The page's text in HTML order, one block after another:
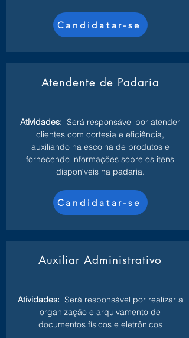
Candidatar-se
Atendente de Padaria
Atividades: Será responsável por atender
clientes com cortesia e eficiência,
auxiliando na escolha de produtos e
fornecendo informações sobre os itens
disponíveis na padaria.
Candidatar-se
Auxiliar Administrativo
Atividades: Será responsável por realizar a
organização e arquivamento de
documentos físicos e eletrônicos